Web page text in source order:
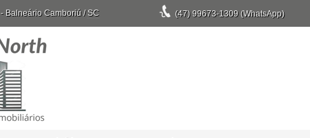
- Balneário Camboriú /SC (47) 99673-1309 (WhatsApp)